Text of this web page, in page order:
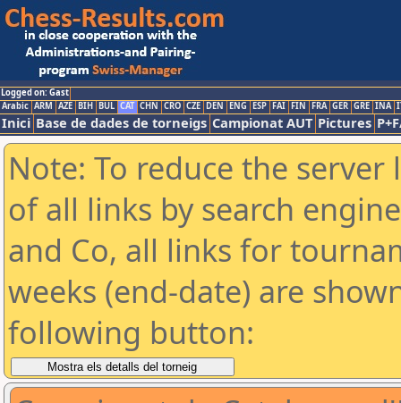
Logged on: Gast
Arabic ARM AZE BIH BUL CAT CHN CRO CZE DEN ENG ESP FAI FIN FRA GER GRE INA
Inici Base de dades de torneigs Campionat AUT Pictures
Note: To reduce the
of all links by search
and Co, all links for
weeks (end-date) are
following button: